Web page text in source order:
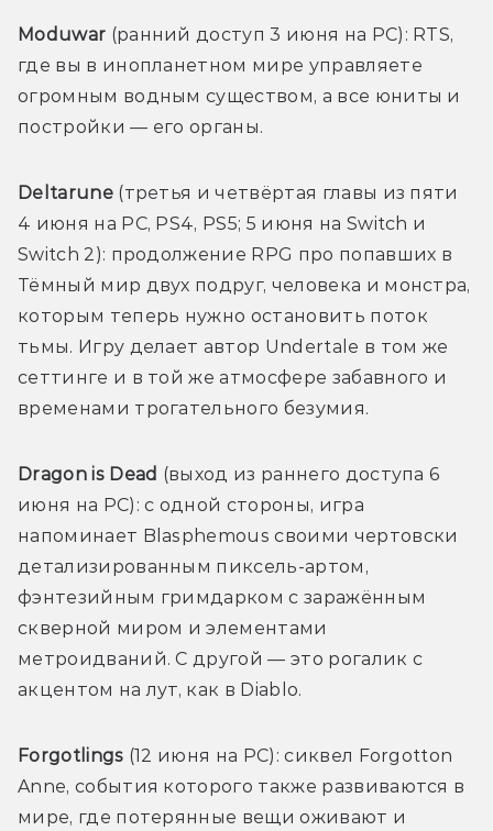
Moduwar (ранний доступ 3 июня на PC): RTS,
где вы в инопланетном мире управляете
огромным водным существом, а все юниты и
постройки — его органы.
Deltarune (третья и четвёртая главы из пяти
4 июня на PC, PS4, PS5; 5 июня на Switch и
Switch 2): продолжение RPG про попавших в
Тёмный мир двух подруг, человека и монстра,
которым теперь нужно остановить поток
тьмы. Игру делает автор Undertale в том же
сеттинге и в той же атмосфере забавного и
временами трогательного безумия.
Dragon is Dead (выход из раннего доступа 6
июня на PC): с одной стороны, игра
напоминает Blasphemous своими чертовски
детализированным пиксель-артом,
фэнтезийным гримдарком с заражённым
скверной миром и элементами
метроидваний. С другой — это рогалик с
акцентом на лут, как в Diablo.
Forgotlings (12 июня на PC): сиквел Forgotton
Anne, события которого также развиваются в
мире, где потерянные вещи оживают и